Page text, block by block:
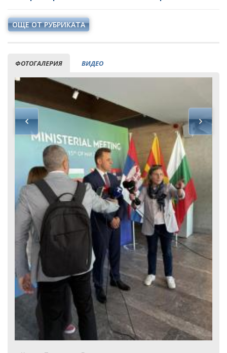
ОЩЕ ОТ РУБРИКАТА
ФОТОГАЛЕРИЯ ВИДЕО
Кирил Темелков: България заяви водещата си роля в
проектната инициатива за реализация на
електропреносен коридор Изток-Запад
ВСИЧКИ ФОТОГАЛЕРИИ